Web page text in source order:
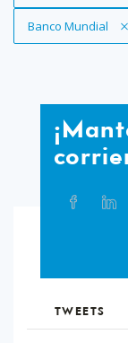
Eliminar filtro
Banco Mundial
¡Manténgase
corriente!
Compartir
este
TWEETS